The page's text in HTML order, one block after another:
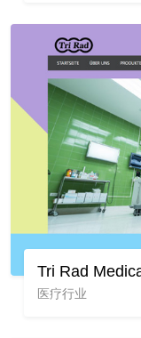
Tri Rad
医疗行业